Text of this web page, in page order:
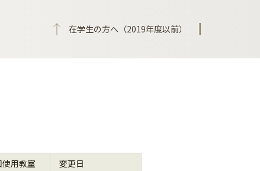
在学生の方へ（2019年度以前）
使用教室 変更日